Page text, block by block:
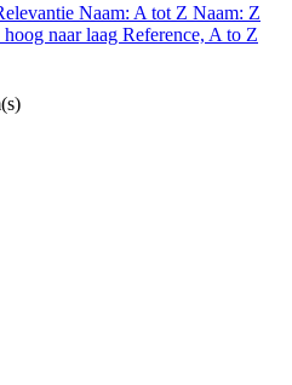
Naam: A tot Z Naam: Z
naar laag Reference, A to Z